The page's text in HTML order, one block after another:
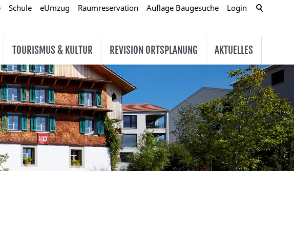
Schule eUmzug Raumreservation Auflage Baugesuche Login
TOURISMUS & KULTUR REVISION ORTSPLANUNG AKTUELLES